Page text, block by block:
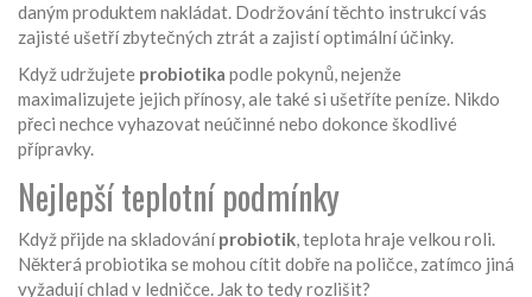
daným produktem nakládat. Dodržování těchto instrukcí vás
zajisté ušetří zbytečných ztrát a zajistí optimální účinky.
Když udržujete probiotika podle pokynů, nejenže
maximalizujete jejich přínosy, ale také si ušetříte peníze. Nikdo
přeci nechce vyhazovat neúčinné nebo dokonce škodlivé
přípravky.
Nejlepší teplotní podmínky
Když přijde na skladováníprobiotik, teplota hraje velkou roli.
Některá probiotika se mohou cítit dobře na poličce, zatímco jiná
vyžadují chlad v ledničce. Jak to tedy rozlišit?